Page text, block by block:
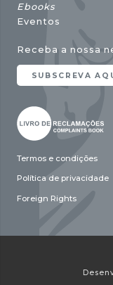
Ebooks
Eventos
Receba a nossa
SUBSCREVA
Termos e condições
Política de privacidade
Foreign Rights